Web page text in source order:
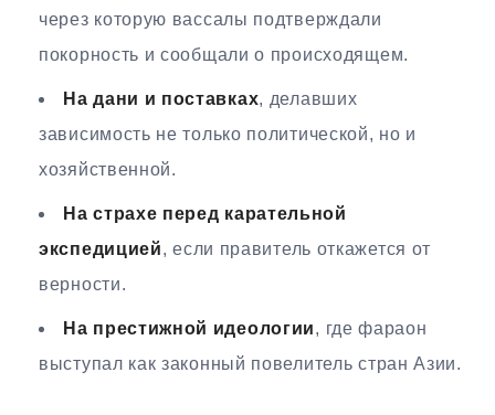
через которую вассалы подтверждали
покорность и сообщали о происходящем.
На дани и поставках, делавших
зависимость не только политической, но и
хозяйственной.
На страхе перед карательной
экспедицией, если правитель откажется от
верности.
На престижной идеологии, где фараон
выступал как законный повелитель стран Азии.